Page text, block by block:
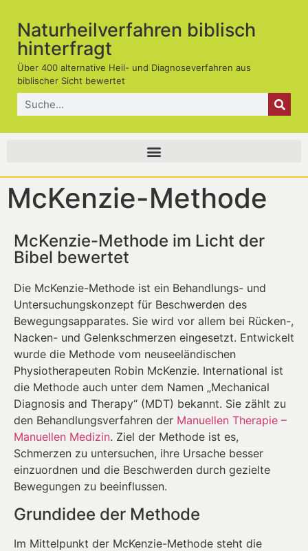
Naturheilverfahren biblisch
hinterfragt
Über 400 alternative Heil- und Diagnoseverfahren aus
biblischer Sicht bewertet
McKenzie-Methode
McKenzie-Methode im Licht der
Bibel bewertet
Die McKenzie-Methode ist ein Behandlungs- und
Untersuchungskonzept für Beschwerden des
Bewegungsapparates. Sie wird vor allem bei Rücken-,
Nacken- und Gelenkschmerzen eingesetzt. Entwickelt
wurde die Methode vom neuseeländischen
Physiotherapeuten Robin McKenzie. International ist
die Methode auch unter dem Namen „Mechanical
Diagnosis and Therapy“ (MDT) bekannt. Sie zählt zu
den Behandlungsverfahren der Manuellen Therapie –
Manuellen Medizin. Ziel der Methode ist es,
Schmerzen zu untersuchen, ihre Ursache besser
einzuordnen und die Beschwerden durch gezielte
Bewegungen zu beeinflussen.
Grundidee der Methode
Im Mittelpunkt der McKenzie-Methode steht die